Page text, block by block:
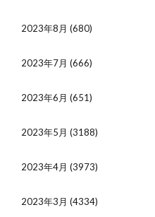
2023年8月 (680)
2023年7月 (666)
2023年6月 (651)
2023年5月 (3188)
2023年4月 (3973)
2023年3月 (4334)